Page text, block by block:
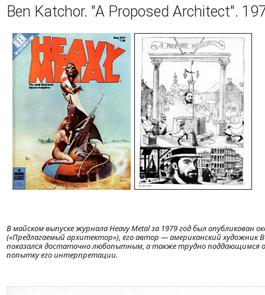
Ben Katchor. "A Proposed Architect".
В майском выпуске журнала Heavy Metal за 1979 год был опубликован
(«Предлагаемый архитектор»), его автор — американский художник
показался достаточно любопытным, а также трудно поддающимся
попытку его интерпретации.